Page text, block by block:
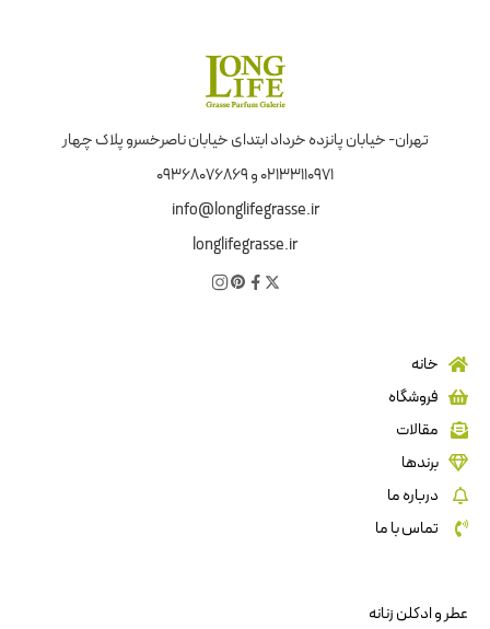
تهران- خیابان پانزده خرداد ابتدای خیابان ناصرخسرو پلاک چهار
02133110971 و 09368076869
info@longlifegrasse.ir
longlifegrasse.ir
خانه
فروشگاه
مقالات
برندها
درباره ما
تماس با ما
عطر و ادکلن زنانه